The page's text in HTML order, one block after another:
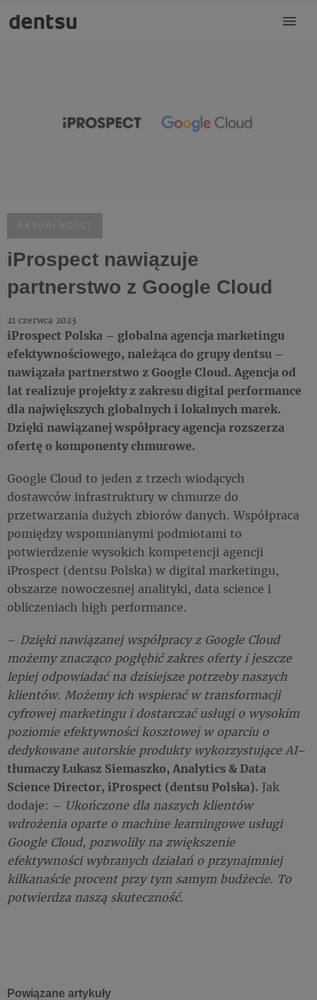
AKTUALNOŚCI
iProspect nawiązuje
partnerstwo z Google Cloud
21 czerwca 2023
iProspect Polska – globalna agencja marketingu
efektywnościowego, należąca do grupy dentsu –
nawiązała partnerstwo z Google Cloud. Agencja od
lat realizuje projekty z zakresu digital performance
dla największych globalnych i lokalnych marek.
Dzięki nawiązanej współpracy agencja rozszerza
ofertę o komponenty chmurowe.
Google Cloud to jeden z trzech wiodących
dostawców infrastruktury w chmurze do
przetwarzania dużych zbiorów danych. Współpraca
pomiędzy wspomnianymi podmiotami to
potwierdzenie wysokich kompetencji agencji
iProspect (dentsu Polska) w digital marketingu,
obszarze nowoczesnej analityki, data science i
obliczeniach high performance.
– Dzięki nawiązanej współpracy z Google Cloud
możemy znacząco pogłębić zakres oferty i jeszcze
lepiej odpowiadać na dzisiejsze potrzeby naszych
klientów. Możemy ich wspierać w transformacji
cyfrowej marketingu i dostarczać usługi o wysokim
poziomie efektywności kosztowej w oparciu o
dedykowane autorskie produkty wykorzystujące AI–
tłumaczy Łukasz Siemaszko, Analytics & Data
Science Director, iProspect (dentsu Polska). Jak
dodaje: – Ukończone dla naszych klientów
wdrożenia oparte o machine learningowe usługi
Google Cloud, pozwoliły na zwiększenie
efektywności wybranych działań o przynajmniej
kilkanaście procent przy tym samym budżecie. To
potwierdza naszą skuteczność.
Powiązane artykuły